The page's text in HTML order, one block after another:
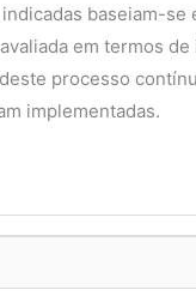
baseiam-
em termos
processo
implementadas.